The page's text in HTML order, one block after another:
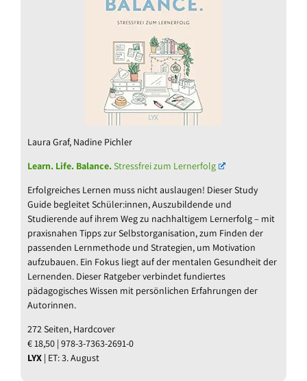
Laura Graf, Nadine Pichler
Learn. Life. Balance.Stressfrei zum Lernerfolg
Erfolgreiches Lernen muss nicht auslaugen! Dieser Study
Guide begleitet Schüler:innen, Auszubildende und
Studierende auf ihrem Weg zu nachhaltigem Lernerfolg – mit
praxisnahen Tipps zur Selbstorganisation, zum Finden der
passenden Lernmethode und Strategien, um Motivation
aufzubauen. Ein Fokus liegt auf der mentalen Gesundheit der
Lernenden. Dieser Ratgeber verbindet fundiertes
pädagogisches Wissen mit persönlichen Erfahrungen der
Autorinnen.
272 Seiten, Hardcover
€ 18,50 | 978-3-7363-2691-0
LYX | ET: 3. August